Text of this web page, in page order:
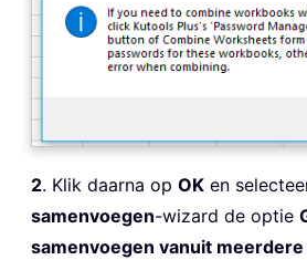
2. Klik daarna op OK en
samenvoegen-wizard de optie
samenvoegen vanuit